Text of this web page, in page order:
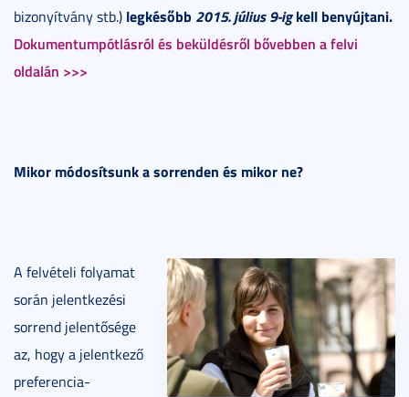
bizonyítvány stb.) legkésőbb 2015. július 9-igkell benyújtani.
Dokumentumpótlásról és beküldésről bővebben a felvi
oldalán >>>
Mikor módosítsunk a sorrenden és mikor ne?
A felvételi folyamat
során jelentkezési
sorrend jelentősége
az, hogy a jelentkező
preferencia-